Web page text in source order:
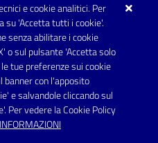
e cookie analitici. Per
su 'Accetta tutti i cookie'.
senza abilitare i cookie
o sul pulsante 'Accetta solo
tue preferenze sui cookie
banner con l'apposito
e salvandole cliccando sul
Per vedere la Cookie Policy